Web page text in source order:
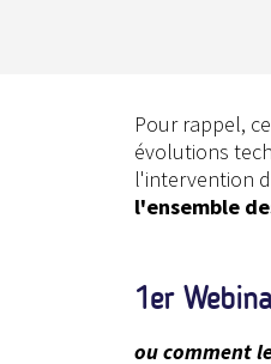
Pour rappel,
évolutions
l'intervention
l'ensemble
1er
ou comment